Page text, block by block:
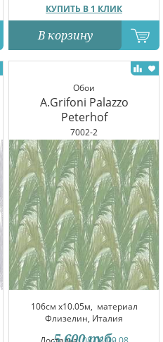
КУПИТЬ В 1 КЛИК
В корзину
Обои
A.Grifoni Palazzo
Peterhof
7002-2
106см x10.05м, материал
Флизелин, Италия
5 600 руб.